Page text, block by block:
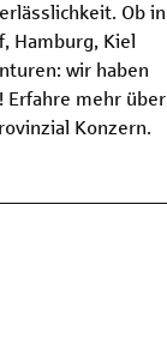
Ob in
Hamburg, Kiel
wir haben
Erfahre mehr über
Konzern.